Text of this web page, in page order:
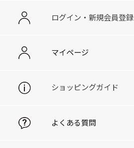
ログイン・新規会員登録
マイページ
ショッピングガイド
よくある質問